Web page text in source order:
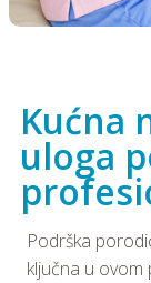
Kućna
uloga
Podrška
ključna u